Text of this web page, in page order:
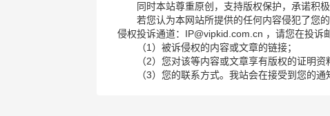
同时本站尊重原创，支持版权保护，承诺积
若您认为本网站所提供的任何内容侵犯了您
侵权投诉通道：IP@vipkid.com.cn ，请您在投诉
（1）被诉侵权的内容或文章的链接；
（2）您对该等内容或文章享有版权的证明资
（3）您的联系方式。我站会在接受到您的